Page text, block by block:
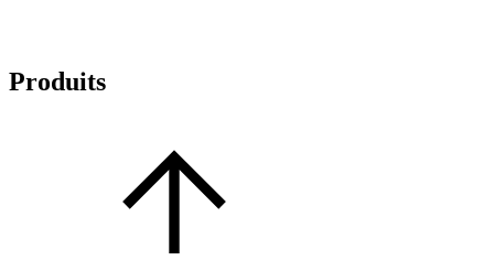
Produits